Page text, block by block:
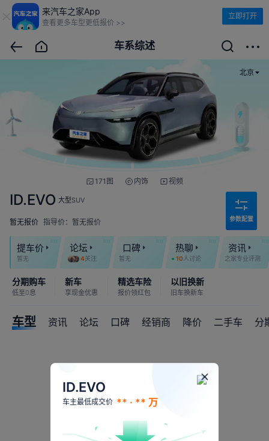
来汽车之家App
查看更多车型更低报价 >>
立即打开
车系综述
北京
171图 内饰 视频
ID.EVO 大型SUV
暂无报价 指导价：暂无报价 参数配置
提车价
暂无
论坛
4关注
口碑
暂无
热聊
10 人讨论
资讯
之家专业评测
分期购车
低至0息
新车
享现金优惠
精选车险
报价领红包
以旧换新
旧车换新车
车型 资讯 论坛 口碑 经销商 降价 二手车 分
ID.EVO
车主最低成交价 ** · ** 万